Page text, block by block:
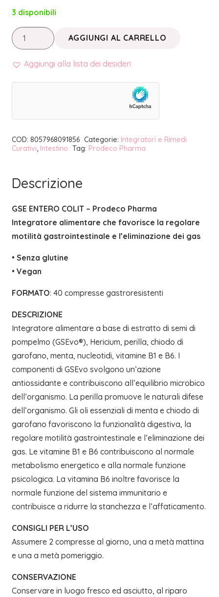
3 disponibili
GSE
ENTERO
COLIT
AGGIUNGI AL CARRELLO
Aggiungi alla lista dei desideri
COD: 8057968091856 Categorie: Integratori e Rimedi
Curativi, Intestino Tag: Prodeco Pharma
Descrizione
GSE ENTERO COLIT – Prodeco Pharma
Integratore alimentare che favorisce la regolare
motilità gastrointestinale e l’eliminazione dei gas
• Senza glutine
• Vegan
FORMATO: 40 compresse gastroresistenti
DESCRIZIONE
Integratore alimentare a base di estratto di semi di
pompelmo (GSEvo®), Hericium, perilla, chiodo di
garofano, menta, nucleotidi, vitamine B1 e B6. I
componenti di GSEvo svolgono un’azione
antiossidante e contribuiscono all’equilibrio microbico
dell’organismo. La perilla promuove le naturali difese
dell’organismo. Gli oli essenziali di menta e chiodo di
garofano favoriscono la funzionalità digestiva, la
regolare motilità gastrointestinale e l’eliminazione dei
gas. Le vitamine B1 e B6 contribuiscono al normale
metabolismo energetico e alla normale funzione
psicologica. La vitamina B6 inoltre favorisce la
normale funzione del sistema immunitario e
contribuisce a ridurre la stanchezza e l’affaticamento.
CONSIGLI PER L’USO
Assumere 2 compresse al giorno, una a metà mattina
e una a metà pomeriggio.
CONSERVAZIONE
Conservare in luogo fresco ed asciutto, al riparo